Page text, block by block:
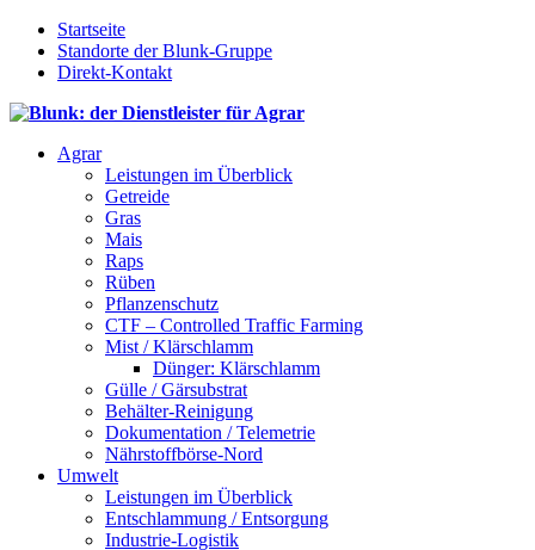
Startseite
Standorte der Blunk-Gruppe
Direkt-Kontakt
Agrar
Leistungen im Überblick
Getreide
Gras
Mais
Raps
Rüben
Pflanzenschutz
CTF – Controlled Traffic Farming
Mist / Klärschlamm
Dünger: Klärschlamm
Gülle / Gärsubstrat
Behälter-Reinigung
Dokumentation / Telemetrie
Nährstoffbörse-Nord
Umwelt
Leistungen im Überblick
Entschlammung / Entsorgung
Industrie-Logistik